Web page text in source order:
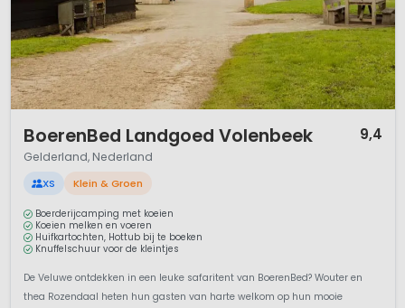
BoerenBed Landgoed Volenbeek 9,4
Gelderland, Nederland
XS Klein & Groen
Boerderijcamping met koeien
Koeien melken en voeren
Huifkartochten, Hottub bij te boeken
Knuffelschuur voor de kleintjes
De Veluwe ontdekken in een leuke safaritent van BoerenBed? Wouter en
thea Rozendaal heten hun gasten van harte welkom op hun mooie